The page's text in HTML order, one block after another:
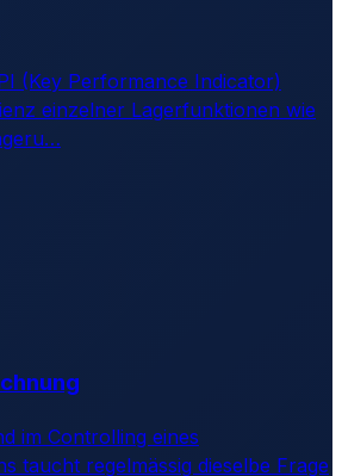
(Key Performance Indicator)
einzelner Lagerfunktionen wie
…
im Controlling eines
taucht regelmässig dieselbe Frage